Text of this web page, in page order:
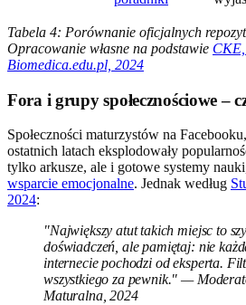
Tabela 4: Porównanie oficjalnych
Opracowanie własne na podstawie
Biomedica.edu.pl, 2024
Fora i grupy społecznościowe –
Społeczności maturzystów na
ostatnich latach eksplodowały
tylko arkusze, ale i gotowe systemy
wsparcie emocjonalne. Jednak według
2024:
"Największy atut takich miejsc to
doświadczeń, ale pamiętaj: nie
internecie pochodzi od eksperta.
wszystkiego za pewnik." —
Maturalna, 2024